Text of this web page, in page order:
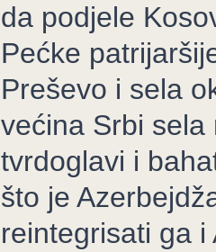
da podjele
Pećke
Preševo i sela
većina Srbi sela
tvrdoglavi i
što je
reintegrisati ga